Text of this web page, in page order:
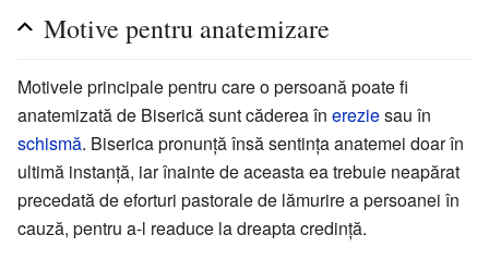
Motive pentru anatemizare
Motivele principale pentru care o persoană poate fi
anatemizată de Biserică sunt căderea în ereziesau în
schismă. Biserica pronunță însă sentința anatemei doar în
ultimă instanță, iar înainte de aceasta ea trebuie neapărat
precedată de eforturi pastorale de lămurire a persoanei în
cauză, pentru a-l readuce la dreapta credință.